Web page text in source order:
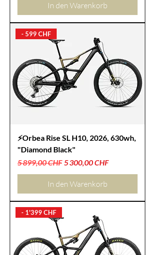
In den Warenkorb
- 599 CHF
⚡Orbea Rise SL H10, 2026, 630wh,
"Diamond Black"
Standardpreis
5 899,00 CHF Sale-Preis
5 300,00 CHF
In den Warenkorb
- 1'399 CHF